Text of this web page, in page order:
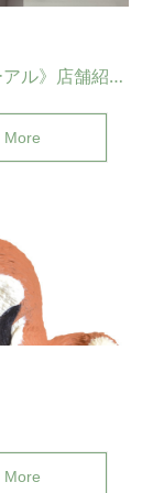
《リニューアル》店舗紹介【2】
More
More